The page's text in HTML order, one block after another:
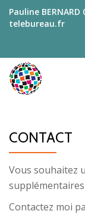
Aller
Pauline BERNARD
telebureau.fr
CONTACT
Vous souhaitez
supplémentaires
Contactez moi